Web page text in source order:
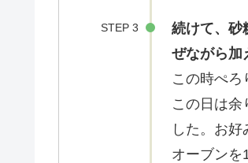
STEP 3
続けて、砂
ぜながら加
この時ぺ
この日は余
した。お好
オーブン